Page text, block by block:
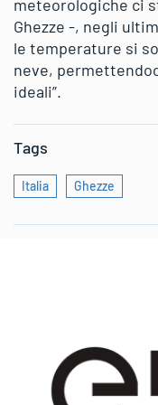
meteorologiche ci
Ghezze -, negli
le temperature si
neve,
ideali”.
Tags
Italia Ghezze